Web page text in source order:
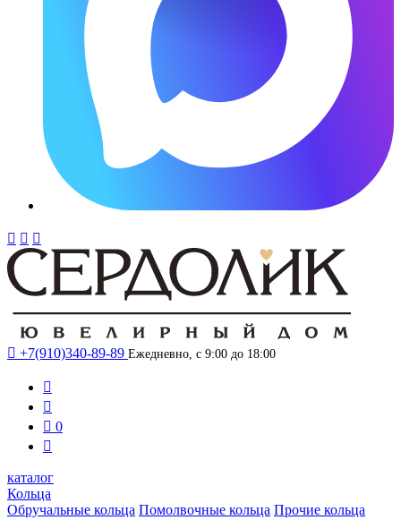
  
 +7(910)340-89-89 Ежедневно, с 9:00 до 18:00


 0

каталог
Кольца
Обручальные кольца Помолвочные кольца Прочие кольца